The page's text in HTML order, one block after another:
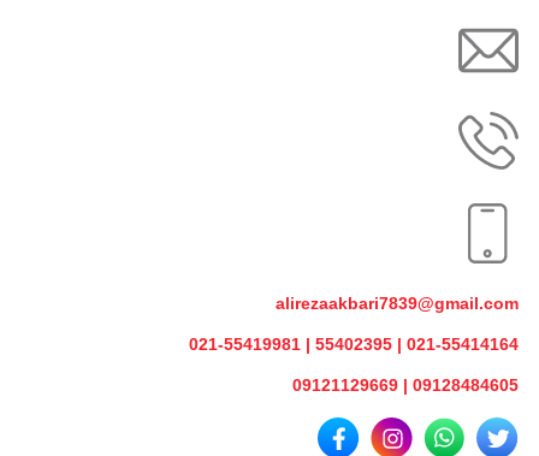
alirezaakbari7839@gmail.com
021-55414164 | 55402395 | 021-55419981
09128484605 | 09121129669